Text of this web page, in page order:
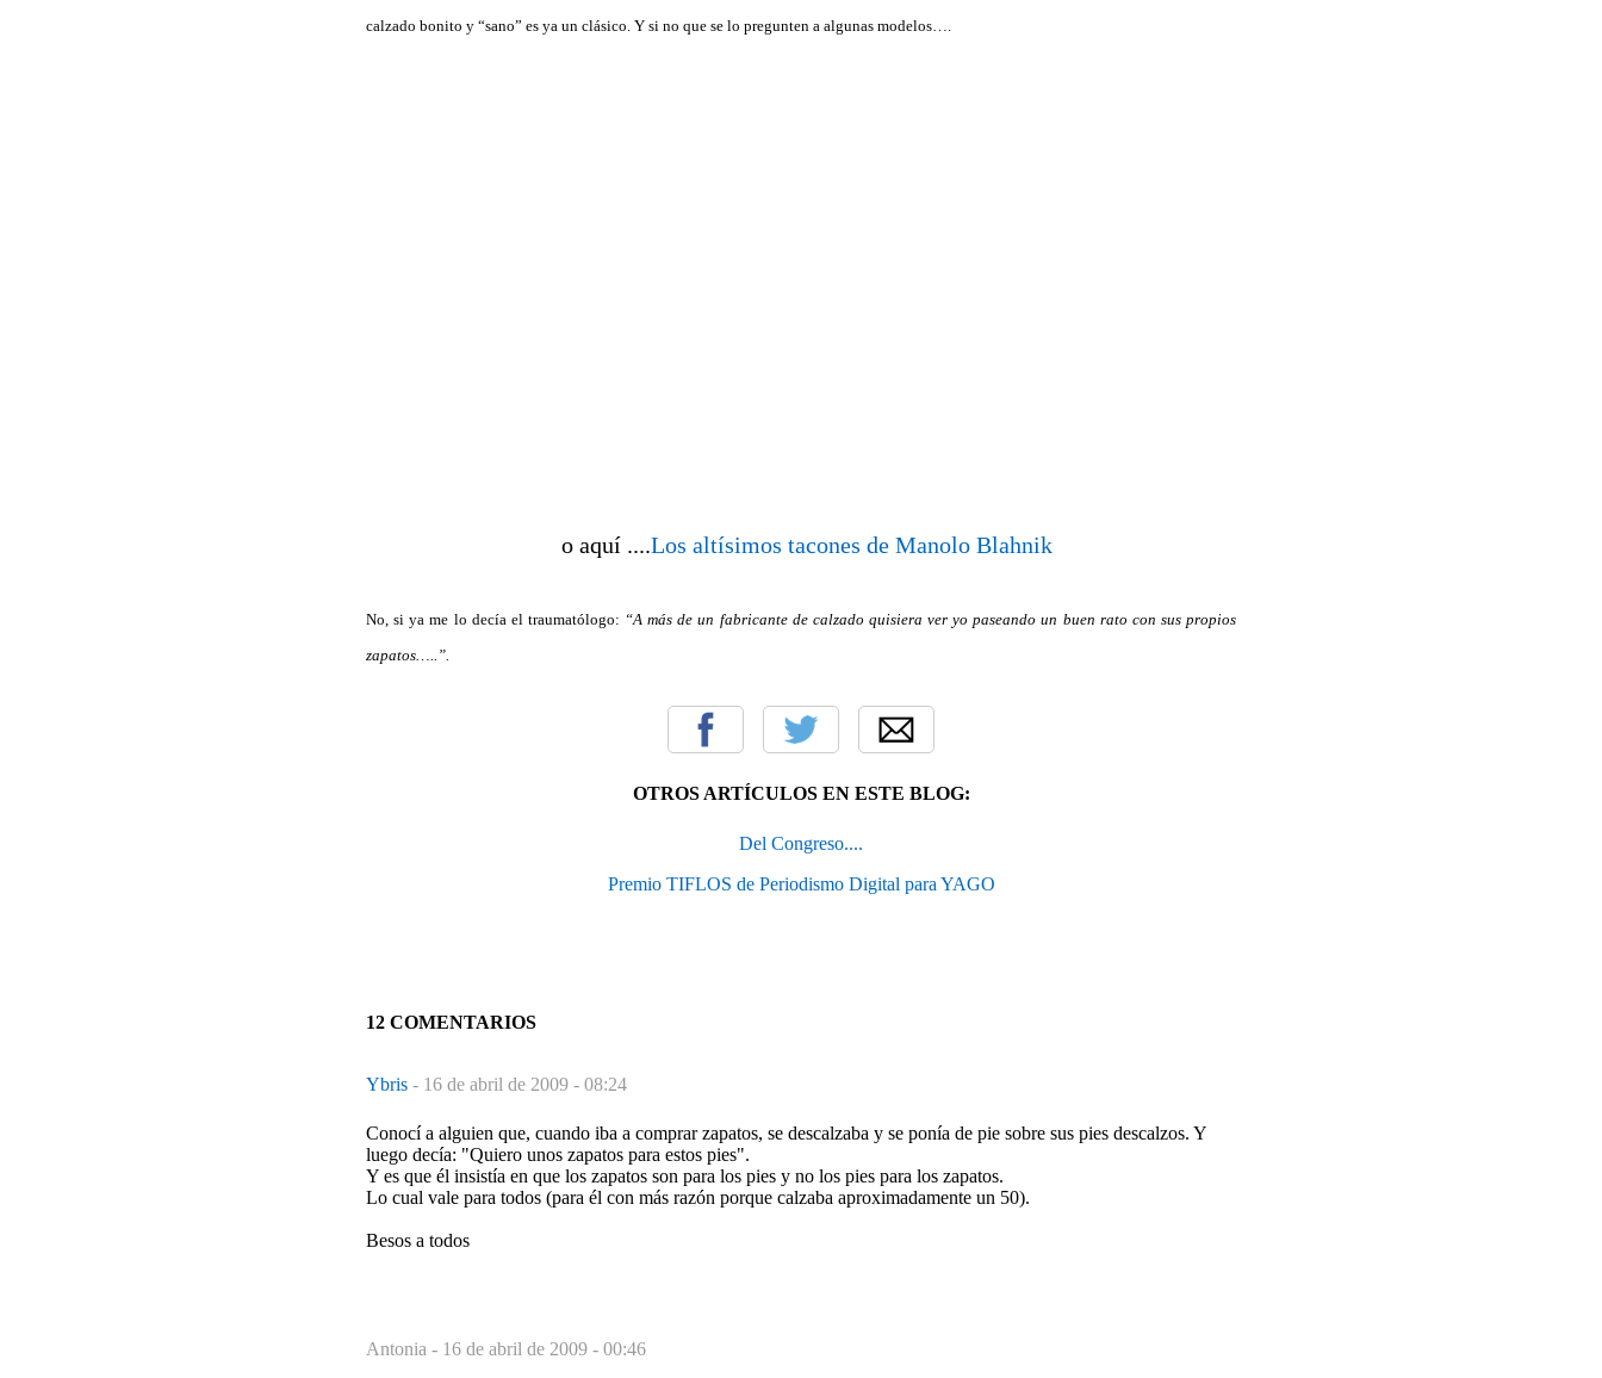
calzado bonito y “sano” es ya un clásico. Y si no que se lo pregunten a algunas modelos….
o aquí ....Los altísimos tacones de Manolo Blahnik
No, si ya me lo decía el traumatólogo: “A más de un fabricante de calzado quisiera ver yo paseando un buen rato con sus propios
zapatos…..”.
OTROS ARTÍCULOS EN ESTE BLOG:
Del Congreso....
Premio TIFLOS de Periodismo Digital para YAGO
12 COMENTARIOS
Ybris - 16 de abril de 2009 - 08:24
Conocí a alguien que, cuando iba a comprar zapatos, se descalzaba y se ponía de pie sobre sus pies descalzos. Y
luego decía: "Quiero unos zapatos para estos pies".
Y es que él insistía en que los zapatos son para los pies y no los pies para los zapatos.
Lo cual vale para todos (para él con más razón porque calzaba aproximadamente un 50).
Besos a todos
Antonia - 16 de abril de 2009 - 00:46